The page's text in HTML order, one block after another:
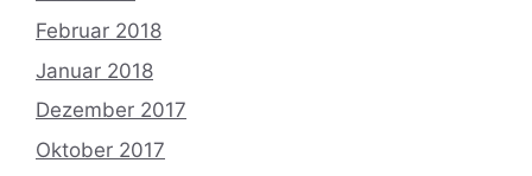
Februar 2018
Januar 2018
Dezember 2017
Oktober 2017